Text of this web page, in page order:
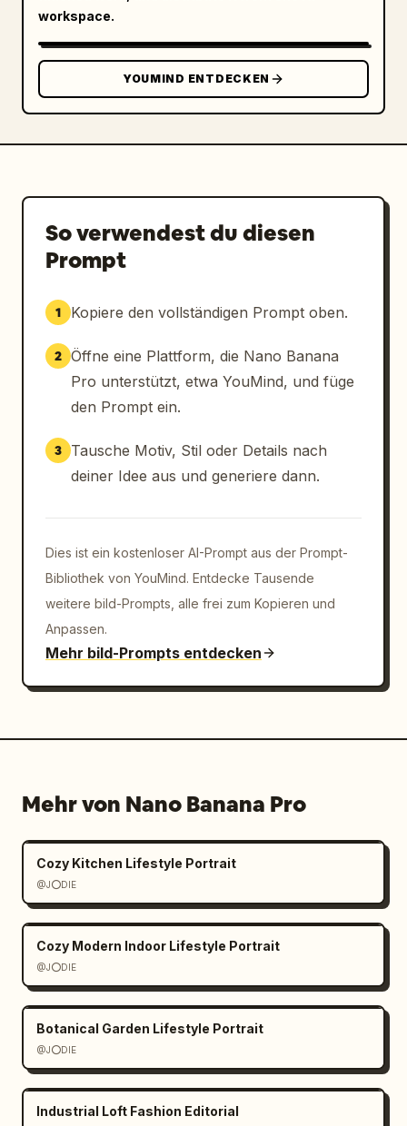
workspace.
YOUMIND ENTDECKEN
So verwendest du diesen
Prompt
1 Kopiere den vollständigen Prompt oben.
2 Öffne eine Plattform, die Nano Banana
Pro unterstützt, etwa YouMind, und füge
den Prompt ein.
3
Tausche Motiv, Stil oder Details nach
deiner Idee aus und generiere dann.
Dies ist ein kostenloser AI-Prompt aus der Prompt-
Bibliothek von YouMind. Entdecke Tausende
weitere bild-Prompts, alle frei zum Kopieren und
Anpassen.
Mehr bild-Prompts entdecken
Mehr von Nano Banana Pro
Cozy Kitchen Lifestyle Portrait
@J⭕DIE
Cozy Modern Indoor Lifestyle Portrait
@J⭕DIE
Botanical Garden Lifestyle Portrait
@J⭕DIE
Industrial Loft Fashion Editorial